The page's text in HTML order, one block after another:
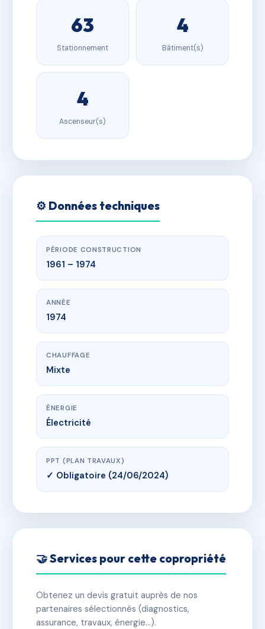
63
Stationnement
4
Bâtiment(s)
4
Ascenseur(s)
⚙️ Données techniques
PÉRIODE CONSTRUCTION
1961 – 1974
ANNÉE
1974
CHAUFFAGE
Mixte
ÉNERGIE
Électricité
PPT (PLAN TRAVAUX)
✓ Obligatoire (24/06/2024)
🤝 Services pour cette copropriété
Obtenez un devis gratuit auprès de nos
partenaires sélectionnés (diagnostics,
assurance, travaux, énergie…).